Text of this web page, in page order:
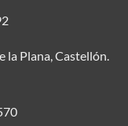
la Plana, Castellón.